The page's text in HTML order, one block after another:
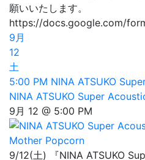
願いいたします。
https://docs.google.com/
9月
12
土
5:00 PM NINA ATSUKO
NINA ATSUKO Super
9月 12 @ 5:00 PM
9/12(土) 『NINA ATSUKO